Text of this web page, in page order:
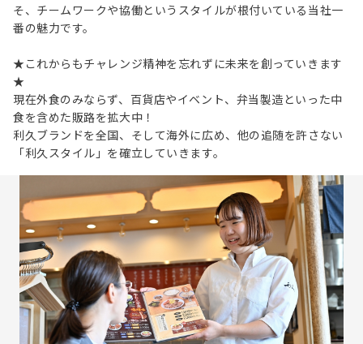
そ、チームワークや協働というスタイルが根付いている当社一
番の魅力です。
★これからもチャレンジ精神を忘れずに未来を創っていきます
★
現在外食のみならず、百貨店やイベント、弁当製造といった中
食を含めた販路を拡大中！
利久ブランドを全国、そして海外に広め、他の追随を許さない
「利久スタイル」を確立していきます。